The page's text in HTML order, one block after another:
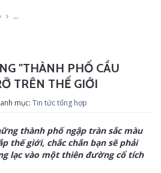
Ngắm nhìn những "thành phố cầu vồng"
"THÀNH PHỐ CẦU
TRÊN THẾ GIỚI
mục: Tin tức tổng hợp
thành phố ngập tràn sắc màu
thế giới, chắc chắn bạn sẽ phải
lạc vào một thiên đường cổ tích